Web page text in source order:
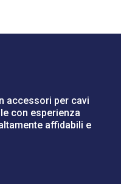
accessori per cavi
con esperienza
affidabili e